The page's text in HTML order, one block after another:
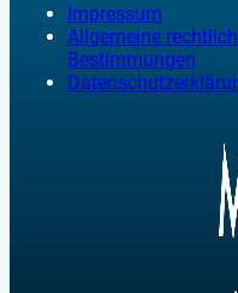
Impressum
Allgemeine
Bestimmungen